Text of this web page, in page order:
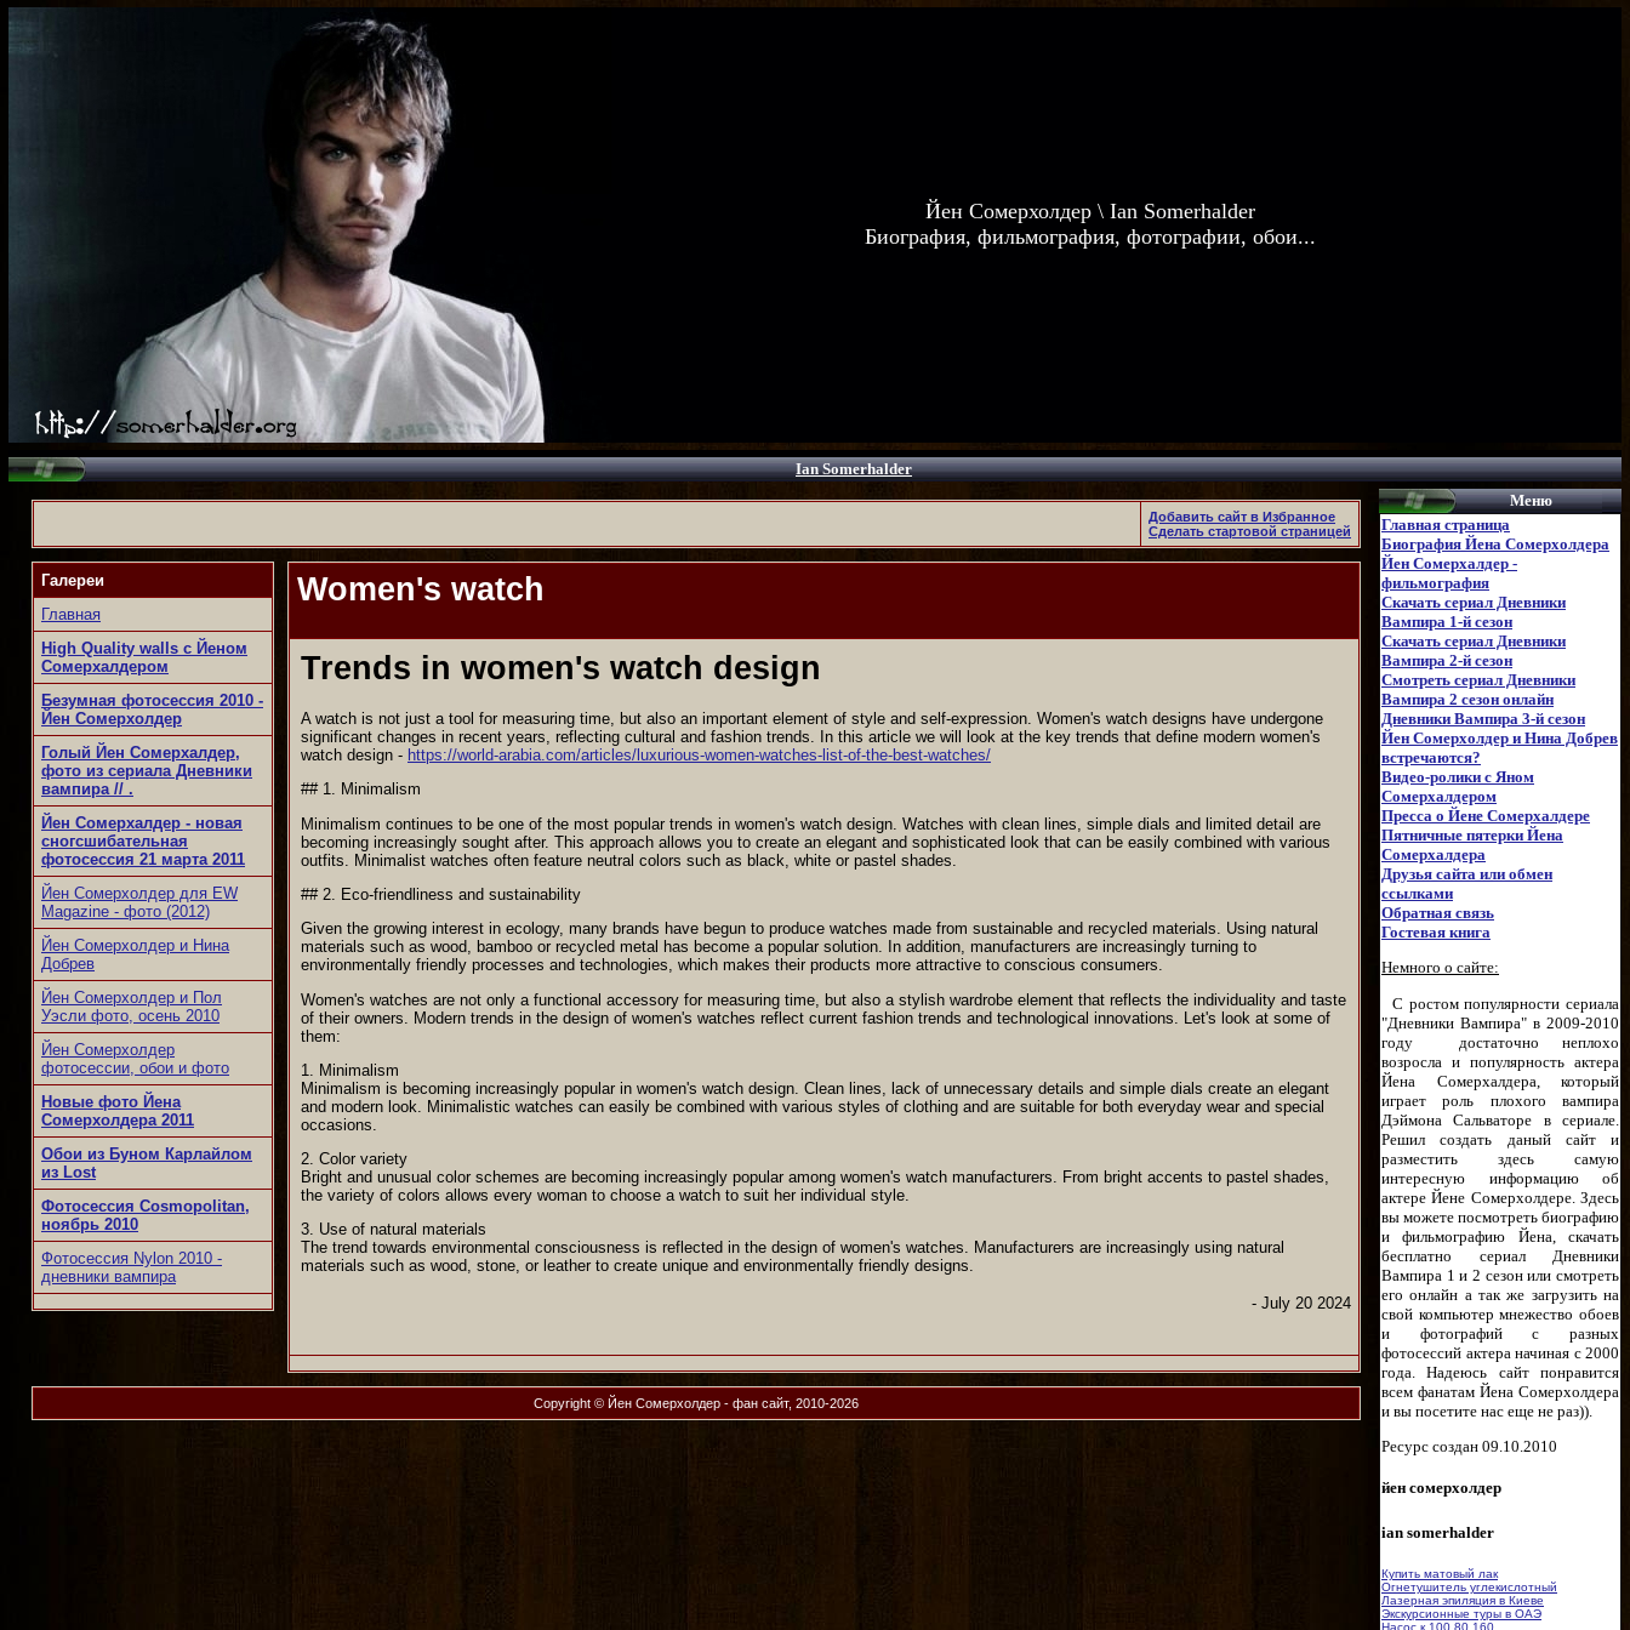
Йен Сомерхолдер \ Ian Somerhalder
Биография, фильмография, фотографии, обои...
Ian Somerhalder
Добавить сайт в Избранное
Сделать стартовой страницей
Галереи
Главная
High Quality walls с Йеном
Сомерхалдером
Безумная фотосессия 2010 -
Йен Сомерхолдер
Голый Йен Сомерхалдер,
фото из сериала Дневники
вампира // .
Йен Сомерхалдер - новая
сногсшибательная
фотосессия 21 марта 2011
Йен Сомерхолдер для EW
Magazine - фото (2012)
Йен Сомерхолдер и Нина
Добрев
Йен Сомерхолдер и Пол
Уэсли фото, осень 2010
Йен Сомерхолдер
фотосессии, обои и фото
Новые фото Йена
Сомерхолдера 2011
Обои из Буном Карлайлом
из Lost
Фотосессия Cosmopolitan,
ноябрь 2010
Фотосессия Nylon 2010 -
дневники вампира
Women's watch
Trends in women's watch design
A watch is not just a tool for measuring time, but also an important element of style and self-expression. Women's watch designs have undergone
significant changes in recent years, reflecting cultural and fashion trends. In this article we will look at the key trends that define modern women's
watch design - https://world-arabia.com/articles/luxurious-women-watches-list-of-the-best-watches/
## 1. Minimalism
Minimalism continues to be one of the most popular trends in women's watch design. Watches with clean lines, simple dials and limited detail are
becoming increasingly sought after. This approach allows you to create an elegant and sophisticated look that can be easily combined with various
outfits. Minimalist watches often feature neutral colors such as black, white or pastel shades.
## 2. Eco-friendliness and sustainability
Given the growing interest in ecology, many brands have begun to produce watches made from sustainable and recycled materials. Using natural
materials such as wood, bamboo or recycled metal has become a popular solution. In addition, manufacturers are increasingly turning to
environmentally friendly processes and technologies, which makes their products more attractive to conscious consumers.
Women's watches are not only a functional accessory for measuring time, but also a stylish wardrobe element that reflects the individuality and taste
of their owners. Modern trends in the design of women's watches reflect current fashion trends and technological innovations. Let's look at some of
them:
1. Minimalism
Minimalism is becoming increasingly popular in women's watch design. Clean lines, lack of unnecessary details and simple dials create an elegant
and modern look. Minimalistic watches can easily be combined with various styles of clothing and are suitable for both everyday wear and special
occasions.
2. Color variety
Bright and unusual color schemes are becoming increasingly popular among women's watch manufacturers. From bright accents to pastel shades,
the variety of colors allows every woman to choose a watch to suit her individual style.
3. Use of natural materials
The trend towards environmental consciousness is reflected in the design of women's watches. Manufacturers are increasingly using natural
materials such as wood, stone, or leather to create unique and environmentally friendly designs.
- July 20 2024
Copyright © Йен Сомерхолдер - фан сайт, 2010-2026
Меню
Главная страница
Биография Йена Сомерхолдера
Йен Сомерхалдер -
фильмография
Скачать сериал Дневники
Вампира 1-й сезон
Скачать сериал Дневники
Вампира 2-й сезон
Смотреть сериал Дневники
Вампира 2 сезон онлайн
Дневники Вампира 3-й сезон
Йен Сомерхолдер и Нина Добрев
встречаются?
Видео-ролики с Яном
Сомерхалдером
Пресса о Йене Сомерхалдере
Пятничные пятерки Йена
Сомерхалдера
Друзья сайта или обмен
ссылками
Обратная связь
Гостевая книга
Немного о сайте:
С ростом популярности сериала
"Дневники Вампира" в 2009-2010
году достаточно неплохо
возросла и популярность актера
Йена Сомерхалдера, который
играет роль плохого вампира
Дэймона Сальваторе в сериале.
Решил создать даный сайт и
разместить здесь самую
интересную информацию об
актере Йене Сомерхолдере. Здесь
вы можете посмотреть биографию
и фильмографию Йена, скачать
бесплатно сериал Дневники
Вампира 1 и 2 сезон или смотреть
его онлайн а так же загрузить на
свой компьютер мнежество обоев
и фотографий с разных
фотосессий актера начиная с 2000
года. Надеюсь сайт понравится
всем фанатам Йена Сомерхолдера
и вы посетите нас еще не раз)).
Ресурс создан 09.10.2010
йен сомерхолдер
ian somerhalder
Купить матовый лак
Огнетушитель углекислотный
Лазерная эпиляция в Киеве
Экскурсионные туры в ОАЭ